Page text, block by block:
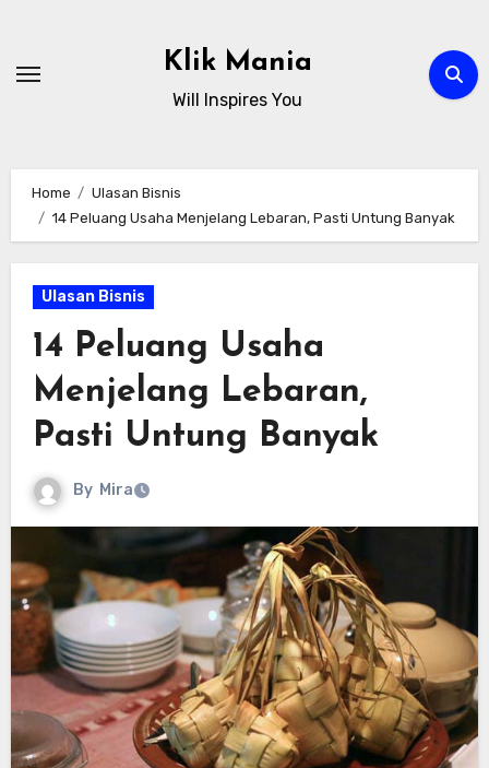
content
Klik Mania
Will Inspires You
Home
Ulasan Bisnis
14 Peluang Usaha Menjelang Lebaran, Pasti Untung Banyak
Ulasan Bisnis
14 Peluang Usaha
Menjelang Lebaran,
Pasti Untung Banyak
By Mira